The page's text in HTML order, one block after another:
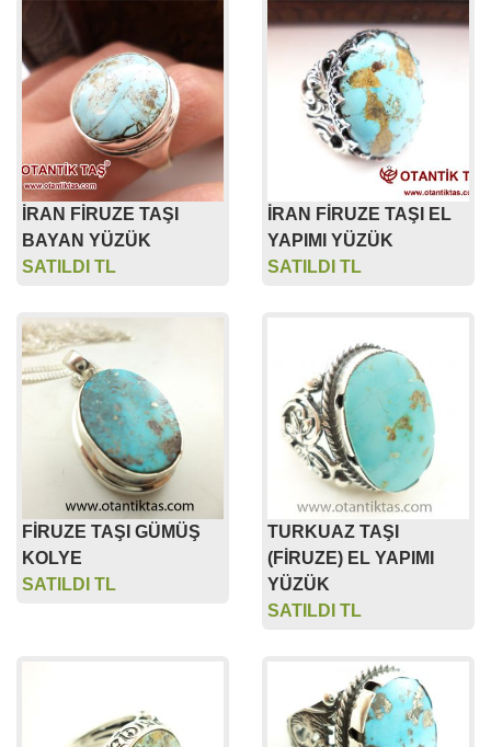
İRAN FİRUZE TAŞI
BAYAN YÜZÜK
SATILDI TL
İRAN FİRUZE TAŞI EL
YAPIMI YÜZÜK
SATILDI TL
FİRUZE TAŞI GÜMÜŞ
KOLYE
SATILDI TL
TURKUAZ TAŞI
(FİRUZE) EL YAPIMI
YÜZÜK
SATILDI TL